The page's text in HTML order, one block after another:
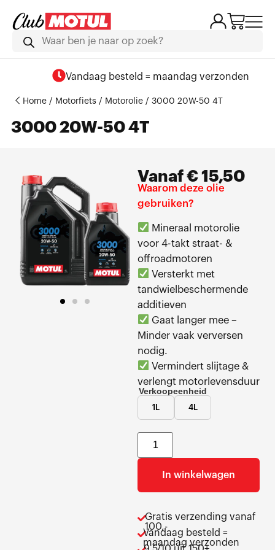
Vandaag besteld = maandag verzonden
Home/ Motorfiets / Motorolie/ 3000 20W-50 4T
3000 20W-50 4T
Vanaf€15,50
Waarom deze olie
gebruiken?
Mineraal motorolie
voor 4-takt straat- &
offroadmotoren
Versterkt met
tandwielbeschermende
additieven
Gaat langer mee –
Minder vaak verversen
nodig.
Vermindert slijtage &
verlengt motorlevensduur
Verkoopeenheid
1L 4L
In winkelwagen
Gratis verzending vanaf
100,-
Vandaag besteld =
maandag verzonden